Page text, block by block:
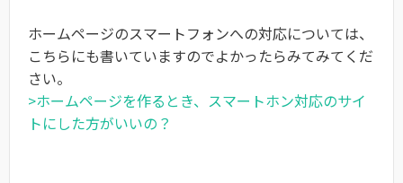
ホームページのスマートフォンへの対応については、
こちらにも書いていますのでよかったらみてみてくだ
さい。
>ホームページを作るとき、スマートホン対応のサイ
トにした方がいいの？